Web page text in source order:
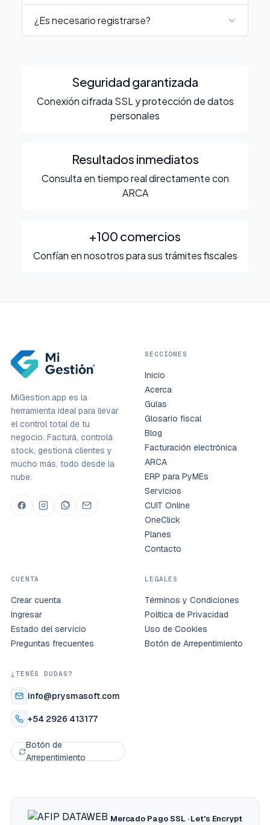
¿Es necesario registrarse?
Seguridad garantizada
Conexión cifrada SSL y protección de datos
personales
Resultados inmediatos
Consulta en tiempo real directamente con
ARCA
+100 comercios
Confían en nosotros para sus trámites fiscales
MiGestion.app es la
herramienta ideal para llevar
el control total de tu
negocio. Facturá, controlá
stock, gestioná clientes y
mucho más, todo desde la
nube.
SECCIONES
Inicio
Acerca
Guías
Glosario fiscal
Blog
Facturación electrónica
ARCA
ERP para PyMEs
Servicios
CUIT Online
OneClick
Planes
Contacto
CUENTA
Crear cuenta
Ingresar
Estado del servicio
Preguntas frecuentes
LEGALES
Términos y Condiciones
Política de Privacidad
Uso de Cookies
Botón de Arrepentimiento
¿TENÉS DUDAS?
info@prysmasoft.com
+54 2926 413177
Botón de
Arrepentimiento
Mercado Pago SSL · Let's Encrypt